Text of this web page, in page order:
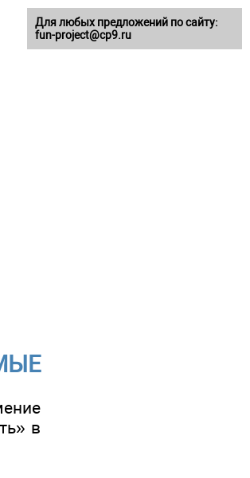
в
Для любых предложений по сайту:
fun-project@cp9.ru